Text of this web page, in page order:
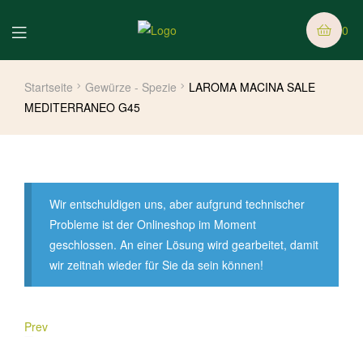
0
Startseite Gewürze - Spezie
LAROMA MACINA SALE
MEDITERRANEO G45
Wir entschuldigen uns, aber aufgrund technischer
Probleme ist der Onlineshop im Moment
geschlossen. An einer Lösung wird gearbeitet, damit
wir zeitnah wieder für Sie da sein können!
Prev